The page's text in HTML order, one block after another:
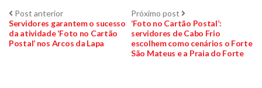
Navegação
de
Post anteriorPost
anterior:
Servidores garantem o sucesso
da atividade ‘Foto no Cartão
Postal’ nos Arcos da Lapa
Próximo post Próximo
post:
‘Foto no Cartão Postal’:
servidores de Cabo Frio
escolhem como cenários o Forte
São Mateus e a Praia do Forte